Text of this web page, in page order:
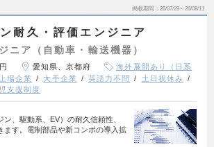
掲載期間 26/07/29～26/08/11
耐久・評価エンジニア
ニア（自動車・輸送機器）
愛知県、京都府
海外展開あり（日系
上場企業 大手企業 英語力不問
土日祝休み
支援制度
、駆動系、EV）の耐久信頼性、
ます。電制部品や新コンポの導入拡